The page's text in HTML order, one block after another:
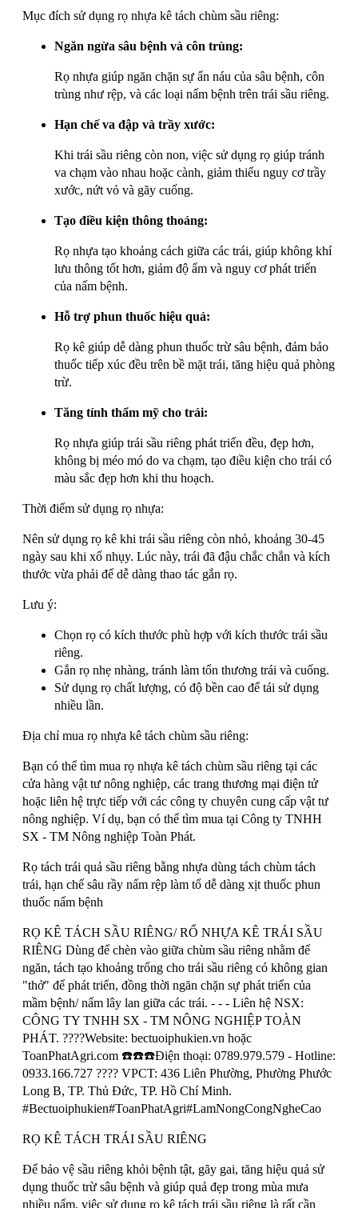
Mục đích sử dụng rọ nhựa kê tách chùm sầu riêng:
Ngăn ngừa sâu bệnh và côn trùng:
Rọ nhựa giúp ngăn chặn sự ẩn náu của sâu bệnh, côn
trùng như rệp, và các loại nấm bệnh trên trái sầu riêng.
Hạn chế va đập và trầy xước:
Khi trái sầu riêng còn non, việc sử dụng rọ giúp tránh
va chạm vào nhau hoặc cành, giảm thiểu nguy cơ trầy
xước, nứt vỏ và gãy cuống.
Tạo điều kiện thông thoáng:
Rọ nhựa tạo khoảng cách giữa các trái, giúp không khí
lưu thông tốt hơn, giảm độ ẩm và nguy cơ phát triển
của nấm bệnh.
Hỗ trợ phun thuốc hiệu quả:
Rọ kê giúp dễ dàng phun thuốc trừ sâu bệnh, đảm bảo
thuốc tiếp xúc đều trên bề mặt trái, tăng hiệu quả phòng
trừ.
Tăng tính thẩm mỹ cho trái:
Rọ nhựa giúp trái sầu riêng phát triển đều, đẹp hơn,
không bị méo mó do va chạm, tạo điều kiện cho trái có
màu sắc đẹp hơn khi thu hoạch.
Thời điểm sử dụng rọ nhựa:
Nên sử dụng rọ kê khi trái sầu riêng còn nhỏ, khoảng 30-45
ngày sau khi xổ nhụy. Lúc này, trái đã đậu chắc chắn và kích
thước vừa phải để dễ dàng thao tác gắn rọ.
Lưu ý:
Chọn rọ có kích thước phù hợp với kích thước trái sầu
riêng.
Gắn rọ nhẹ nhàng, tránh làm tổn thương trái và cuống.
Sử dụng rọ chất lượng, có độ bền cao để tái sử dụng
nhiều lần.
Địa chỉ mua rọ nhựa kê tách chùm sầu riêng:
Bạn có thể tìm mua rọ nhựa kê tách chùm sầu riêng tại các
cửa hàng vật tư nông nghiệp, các trang thương mại điện tử
hoặc liên hệ trực tiếp với các công ty chuyên cung cấp vật tư
nông nghiệp. Ví dụ, bạn có thể tìm mua tại Công ty TNHH
SX - TM Nông nghiệp Toàn Phát.
Rọ tách trái quả sầu riêng bằng nhựa dùng tách chùm tách
trái, hạn chế sâu rầy nấm rệp làm tổ dễ dàng xịt thuốc phun
thuốc nấm bệnh
RỌ KÊ TÁCH SẦU RIÊNG/ RỔ NHỰA KÊ TRÁI SẦU
RIÊNG Dùng để chèn vào giữa chùm sầu riêng nhằm để
ngăn, tách tạo khoảng trống cho trái sầu riêng có không gian
"thở" để phát triển, đồng thời ngăn chặn sự phát triển của
mầm bệnh/ nấm lây lan giữa các trái. - - - Liên hệ NSX:
CÔNG TY TNHH SX - TM NÔNG NGHIỆP TOÀN
PHÁT. ????Website: bectuoiphukien.vn hoặc
ToanPhatAgri.com ☎️☎️☎️Điện thoại: 0789.979.579 - Hotline:
0933.166.727 ???? VPCT: 436 Liên Phường, Phường Phước
Long B, TP. Thủ Đức, TP. Hồ Chí Minh.
#Bectuoiphukien#ToanPhatAgri#LamNongCongNgheCao
RỌ KÊ TÁCH TRÁI SẦU RIÊNG
Để bảo vệ sầu riêng khỏi bệnh tật, gãy gai, tăng hiệu quả sử
dụng thuốc trừ sâu bệnh và giúp quả đẹp trong mùa mưa
nhiều nấm, việc sử dụng rọ kê tách trái sầu riêng là rất cần